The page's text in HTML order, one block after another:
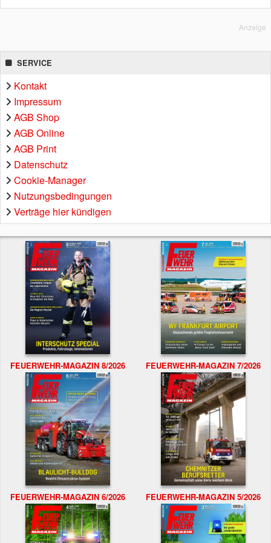
Anzeige
SERVICE
Kontakt
Impressum
AGB Shop
AGB Online
AGB Print
Datenschutz
Cookie-Manager
Nutzungsbedingungen
Verträge hier kündigen
FEUERWEHR-MAGAZIN 8/2026 FEUERWEHR-MAGAZIN 7/2026
FEUERWEHR-MAGAZIN 6/2026 FEUERWEHR-MAGAZIN 5/2026